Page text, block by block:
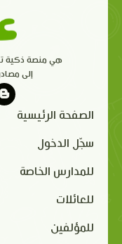
هي منصة ذكية
إلى
الصفحة الرئيسية
سجّل الدخول
للمدارس الخاصة
للعائلات
للمؤلفين